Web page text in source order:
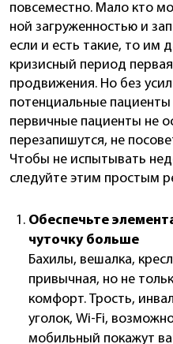
повсеместно. Мало кто
ной загруженностью и
если и есть такие, то им
кризисный период
продвижения. Но без
потенциальные пациенты
первичные пациенты не
перезапишутся, не
Чтобы не испытывать
следуйте этим простым
Обеспечьте
чуточку больше
Бахилы, вешалка,
привычная, но не
комфорт. Трость,
уголок, Wi-Fi,
мобильный покажут